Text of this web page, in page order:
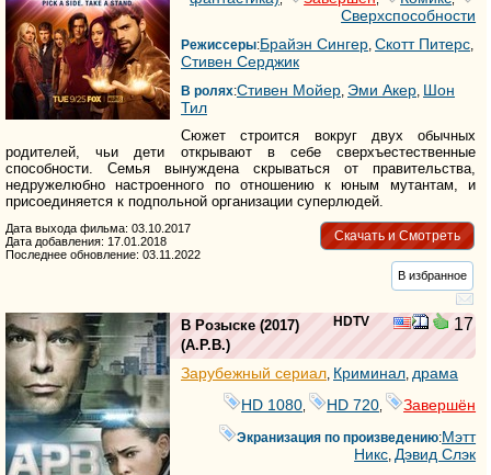
Сверхспособности
Режиссеры:Брайэн Сингер, Скотт Питерс,
Стивен Серджик
В ролях:Стивен Мойер, Эми Акер, Шон
Тил
Сюжет строится вокруг двух обычных
родителей, чьи дети открывают в себе сверхъестественные
способности. Семья вынуждена скрываться от правительства,
недружелюбно настроенного по отношению к юным мутантам, и
присоединяется к подпольной организации суперлюдей.
Скачать и Смотреть
Дата выхода фильма: 03.10.2017
Дата добавления: 17.01.2018
Последнее обновление: 03.11.2022
В избранное
HDTV 17
В Розыске (2017)
(A.P.B.)
Зарубежный сериал, Криминал, драма
HD 1080
HD 720 Завершён
Экранизация по произведению:Мэтт
Никс,Дэвид Слэк